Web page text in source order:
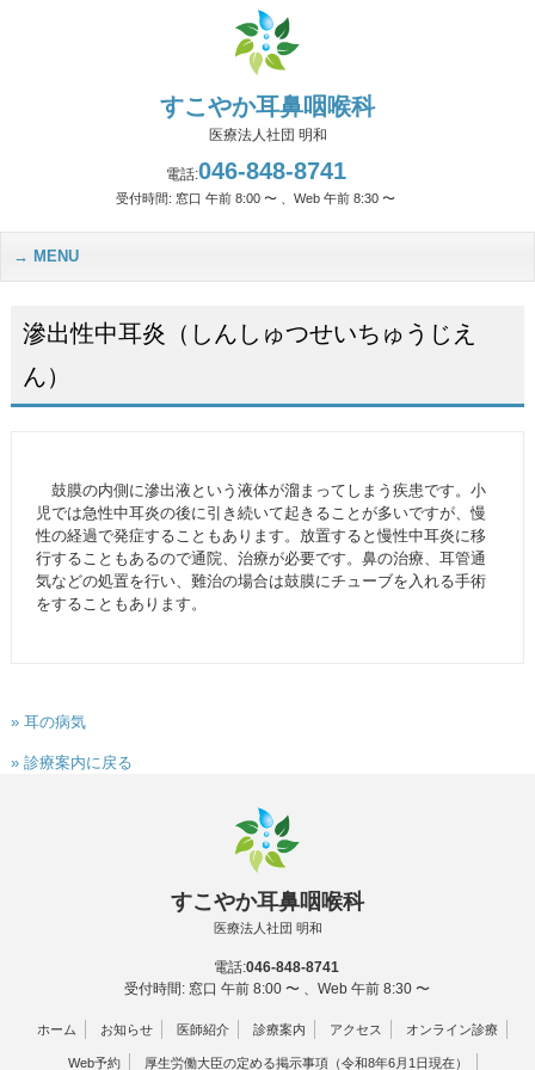
すこやか耳鼻咽喉科
医療法人社団 明和
電話:046-848-8741
受付時間: 窓口 午前 8:00 〜 、Web 午前 8:30 〜
MENU
滲出性中耳炎（しんしゅつせいちゅうじえ
ん）
鼓膜の内側に滲出液という液体が溜まってしまう疾患です。小
児では急性中耳炎の後に引き続いて起きることが多いですが、慢
性の経過で発症することもあります。放置すると慢性中耳炎に移
行することもあるので通院、治療が必要です。鼻の治療、耳管通
気などの処置を行い、難治の場合は鼓膜にチューブを入れる手術
をすることもあります。
» 耳の病気
» 診療案内に戻る
すこやか耳鼻咽喉科
医療法人社団 明和
電話:046-848-8741
受付時間: 窓口 午前 8:00 〜 、Web 午前 8:30 〜
ホーム お知らせ 医師紹介 診療案内 アクセス オンライン診療
Web予約 厚生労働大臣の定める掲示事項（令和8年6月1日現在）